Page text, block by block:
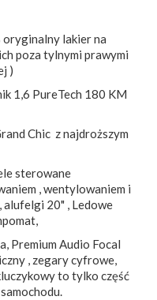
oryginalny lakier na
poza tylnymi prawymi
)
1,6 PureTech 180 KM
Chic z najdroższym
sterowane
, wentylowaniem i
alufelgi 20" , Ledowe
Premium Audio Focal
, zegary cyfrowe,
to tylko część